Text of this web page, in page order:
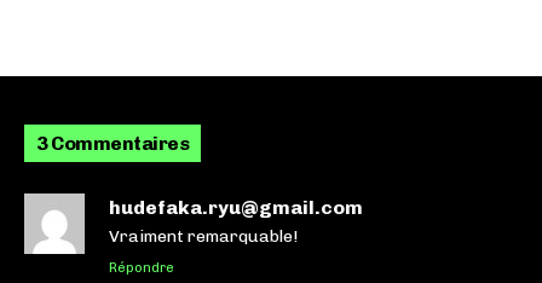
3 Commentaires
hudefaka.ryu@gmail.com
Vraiment remarquable!
Répondre